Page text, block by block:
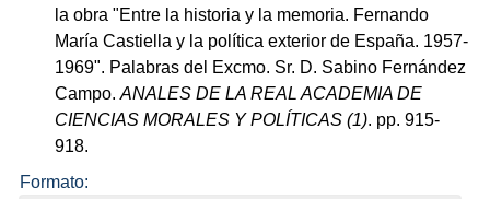
la obra "Entre la historia y la memoria. Fernando
María Castiella y la política exterior de España. 1957-
1969". Palabras del Excmo. Sr. D. Sabino Fernández
Campo.ANALES DE LA REAL ACADEMIA DE
CIENCIAS MORALES Y POLÍTICAS (1). pp. 915-
918.
Formato: